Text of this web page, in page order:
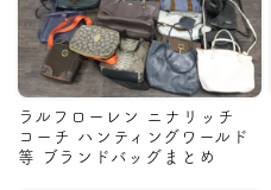
ラルフローレン ニナリッチ
コーチ ハンティングワールド
等 ブランドバッグまとめ